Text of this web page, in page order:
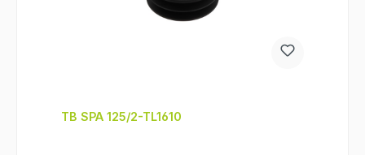
TB SPA 125/2-TL1610